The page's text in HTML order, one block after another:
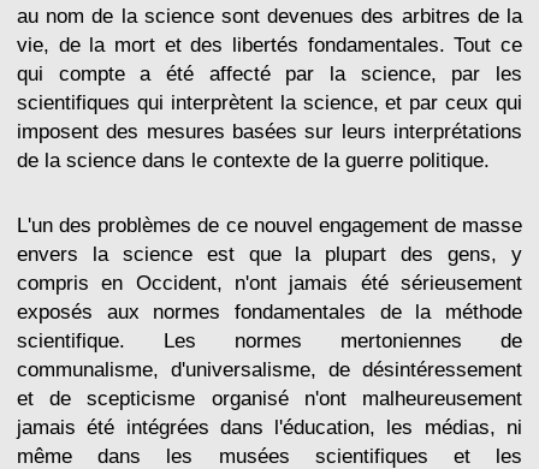
au nom de la science sont devenues des arbitres de la
vie, de la mort et des libertés fondamentales. Tout ce
qui compte a été affecté par la science, par les
scientifiques qui interprètent la science, et par ceux qui
imposent des mesures basées sur leurs interprétations
de la science dans le contexte de la guerre politique.
L'un des problèmes de ce nouvel engagement de masse
envers la science est que la plupart des gens, y
compris en Occident, n'ont jamais été sérieusement
exposés aux normes fondamentales de la méthode
scientifique. Les normes mertoniennes de
communalisme, d'universalisme, de désintéressement
et de scepticisme organisé n'ont malheureusement
jamais été intégrées dans l'éducation, les médias, ni
même dans les musées scientifiques et les